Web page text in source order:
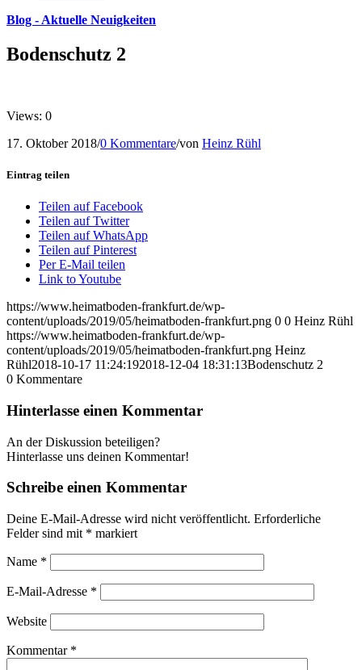
Blog - Aktuelle Neuigkeiten
Bodenschutz 2
Views: 0
17. Oktober 2018/0 Kommentare/von Heinz Rühl
Eintrag teilen
Teilen auf Facebook
Teilen auf Twitter
Teilen auf WhatsApp
Teilen auf Pinterest
Per E-Mail teilen
Link to Youtube
https://www.heimatboden-frankfurt.de/wp-
content/uploads/2019/05/heimatboden-frankfurt.png 0 0 Heinz Rühl
https://www.heimatboden-frankfurt.de/wp-
content/uploads/2019/05/heimatboden-frankfurt.png Heinz
Rühl2018-10-17 11:24:192018-12-04 18:31:13Bodenschutz 2
0 Kommentare
Hinterlasse einen Kommentar
An der Diskussion beteiligen?
Hinterlasse uns deinen Kommentar!
Schreibe einen Kommentar
Deine E-Mail-Adresse wird nicht veröffentlicht. Erforderliche
Felder sind mit * markiert
Name *
E-Mail-Adresse *
Website
Kommentar *